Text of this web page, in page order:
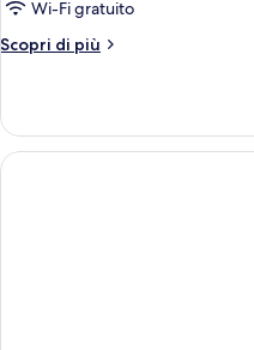
Wi-Fi gratuito
Scopri di più
Altri
Studio